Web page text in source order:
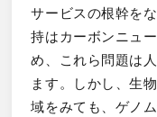
サービスの根幹を
持はカーボンニュ
め、これら問題は
ます。しかし、生
域をみても、ゲノ